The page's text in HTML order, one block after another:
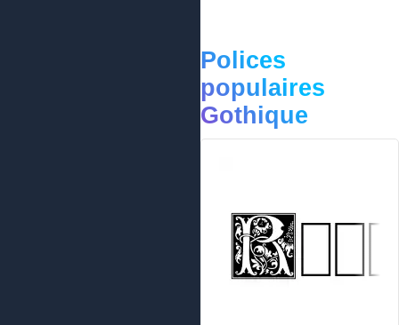
Polices
populaires
Gothique